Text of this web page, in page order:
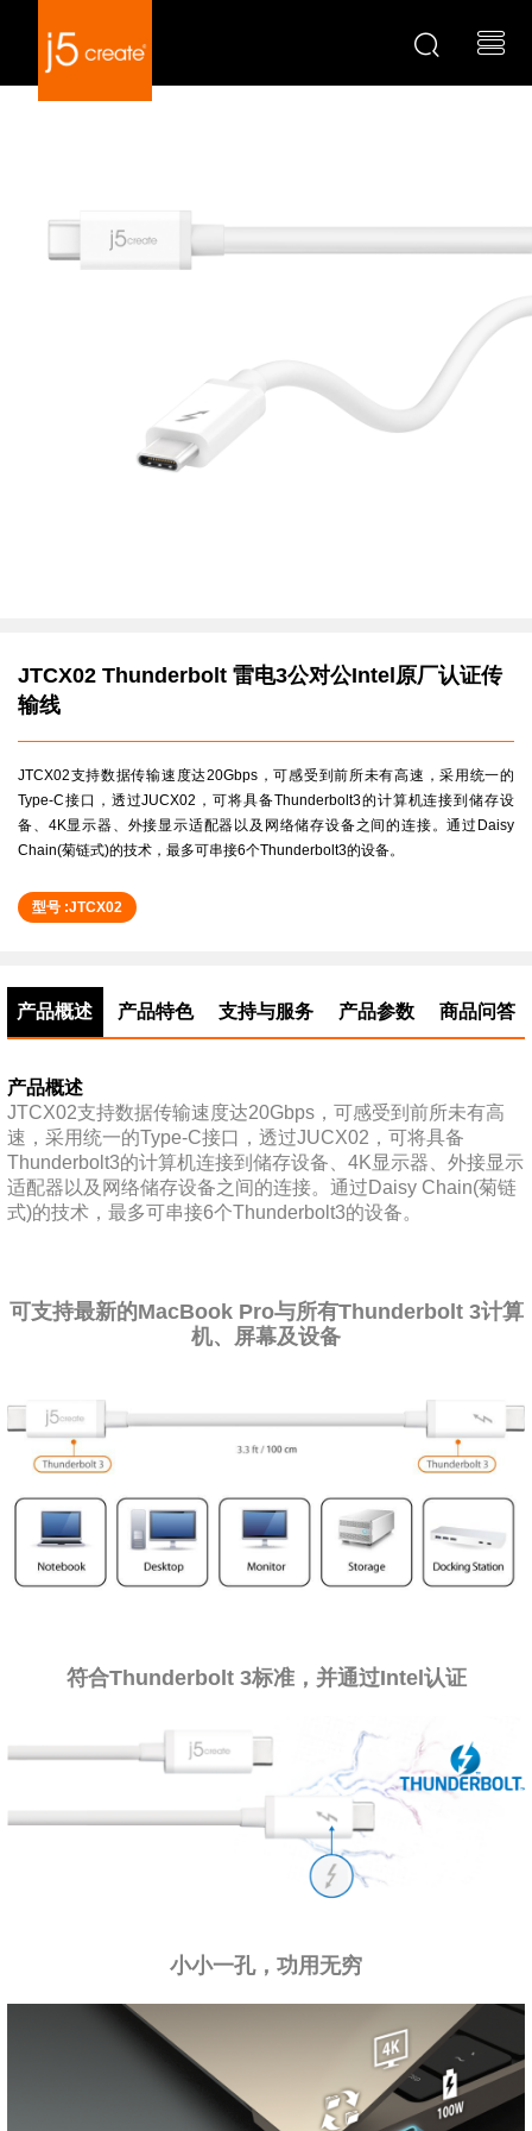
JTCX02 Thunderbolt 雷电3公对公Intel原厂认证传
输线
JTCX02支持数据传输速度达20Gbps，可感受到前所未有高速，采用统一的
Type-C接口，透过JUCX02，可将具备Thunderbolt3的计算机连接到储存设
备、4K显示器、外接显示适配器以及网络储存设备之间的连接。通过Daisy
Chain(菊链式)的技术，最多可串接6个Thunderbolt3的设备。
型号 :JTCX02
产品概述 产品特色 支持与服务 产品参数 商品问答
产品概述
JTCX02支持数据传输速度达20Gbps，可感受到前所未有高
速，采用统一的Type-C接口，透过JUCX02，可将具备
Thunderbolt3的计算机连接到储存设备、4K显示器、外接显示
适配器以及网络储存设备之间的连接。通过Daisy Chain(菊链
式)的技术，最多可串接6个Thunderbolt3的设备。
可支持最新的MacBook Pro与所有Thunderbolt 3计算
机、屏幕及设备
符合Thunderbolt 3标准，并通过Intel认证
小小一孔，功用无穷